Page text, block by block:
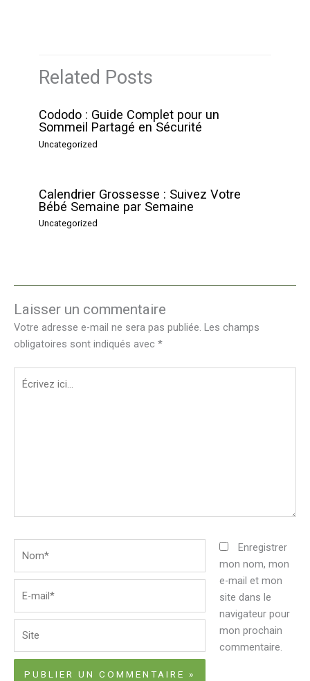
Related Posts
Cododo : Guide Complet pour un
Sommeil Partagé en Sécurité
Uncategorized
Calendrier Grossesse : Suivez Votre
Bébé Semaine par Semaine
Uncategorized
Laisser un commentaire
Votre adresse e-mail ne sera pas publiée. Les champs
obligatoires sont indiqués avec *
Écrivez
ici…
mail*
Enregistrer
mon nom, mon
e-mail et mon
site dans le
navigateur pour
mon prochain
commentaire.